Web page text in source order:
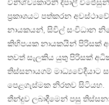
විනිශ්ච්‍යකාරිනී දීපාලී
ප්‍රකාශයට පත්කරන
නායකයන්, සිවිල් සංවිධාන
කිහිපයක නායකයින් පිරිසක්
තවත් සැලකිය යුතු පිරිසක්
තිස්සනායගම් මාධ්‍යවේදීයාට
පෙළගැස්මක නිරතව සිටියහ.
තීන්දුව ලබාදීමෙන් පසු